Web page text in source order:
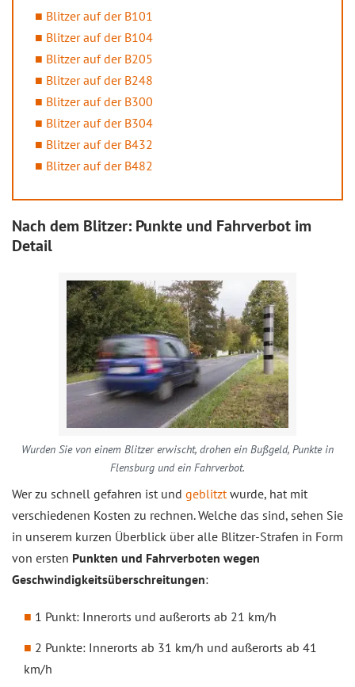
Blitzer auf der B101
Blitzer auf der B104
Blitzer auf der B205
Blitzer auf der B248
Blitzer auf der B300
Blitzer auf der B304
Blitzer auf der B432
Blitzer auf der B482
Nach dem Blitzer: Punkte und Fahrverbot im
Detail
Wurden Sie von einem Blitzer erwischt, drohen ein Bußgeld, Punkte in
Flensburg und ein Fahrverbot.
Wer zu schnell gefahren ist und geblitzt wurde, hat mit
verschiedenen Kosten zu rechnen. Welche das sind, sehen Sie
in unserem kurzen Überblick über alle Blitzer-Strafen in Form
von ersten Punkten und Fahrverboten wegen
Geschwindigkeitsüberschreitungen:
1 Punkt: Innerorts und außerorts ab 21 km/h
2 Punkte: Innerorts ab 31 km/h und außerorts ab 41
km/h